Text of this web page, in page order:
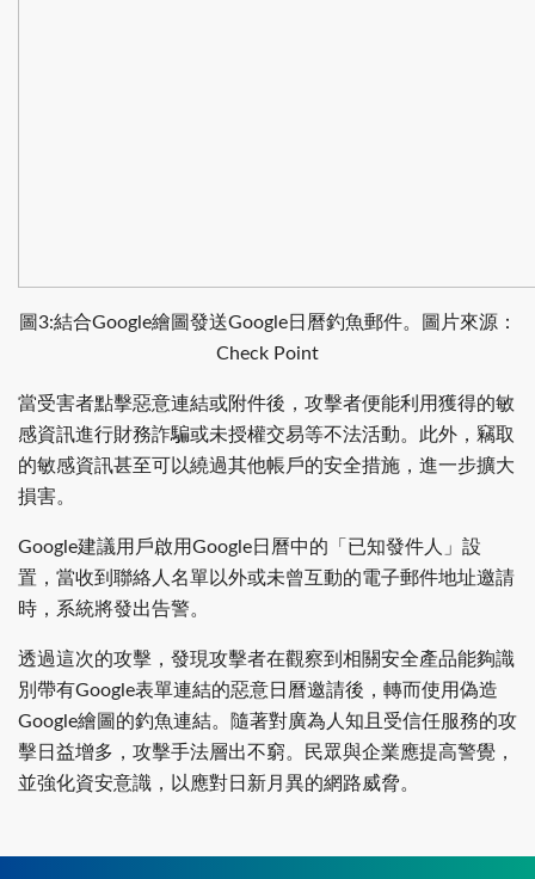
圖3:結合Google繪圖發送Google日曆釣魚郵件。圖片來源：
Check Point
當受害者點擊惡意連結或附件後，攻擊者便能利用獲得的敏
感資訊進行財務詐騙或未授權交易等不法活動。此外，竊取
的敏感資訊甚至可以繞過其他帳戶的安全措施，進一步擴大
損害。
Google建議用戶啟用Google日曆中的「已知發件人」設
置，當收到聯絡人名單以外或未曾互動的電子郵件地址邀請
時，系統將發出告警。
透過這次的攻擊，發現攻擊者在觀察到相關安全產品能夠識
別帶有Google表單連結的惡意日曆邀請後，轉而使用偽造
Google繪圖的釣魚連結。隨著對廣為人知且受信任服務的攻
擊日益增多，攻擊手法層出不窮。民眾與企業應提高警覺，
並強化資安意識，以應對日新月異的網路威脅。